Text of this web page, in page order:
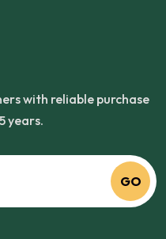
with reliable purchase
years.
GO